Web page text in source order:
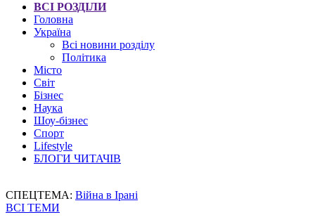
ВСІ РОЗДІЛИ
Головна
Україна
Всі новини розділу
Політика
Місто
Світ
Бізнес
Наука
Шоу-бізнес
Спорт
Lifestyle
БЛОГИ ЧИТАЧІВ
СПЕЦТЕМА: Війна в Ірані
ВСІ ТЕМИ